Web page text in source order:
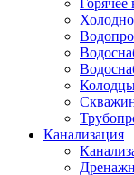
Горячее
Канализация